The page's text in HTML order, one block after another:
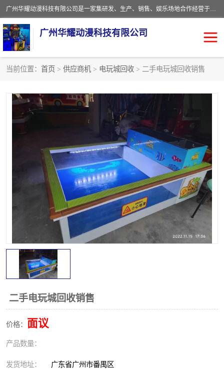
广州华耀动漫科技有限公司是一家集研发、生产、销售、娱乐场地合作经营于一体的动漫游戏公司。本公司拥有一支年轻化集研发生产到售后服务的队伍，及时地为客户提供、赚钱的产品。本公司以雄厚的实力、合理的价格、优良的服务与多家企业建立了长期的合作关系。热诚欢迎各界前来参观、考察、洽谈业务。目前公司经营的产品有：各种捕渔游戏机系列，大型模拟机系列、轮盘机系列、连线机系列、框体机系列、玛莉机系列等。
广州华耀动漫科技有限公司
当前位置： 首页 > 供应商机 > 电玩城回收 > 二手电玩城回收销售
二手电玩城回收销售
价格： 面议
产品数量：
发货地址： 广东省广州市番禺区
赛车回收 电玩城回收
模拟机回收 儿童机回收
游戏厅回收 *机回收